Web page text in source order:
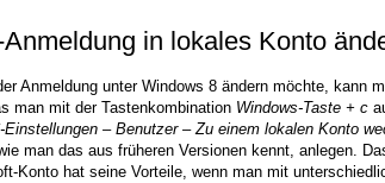
in lokales Konto
Anmeldung unter Windows 8 ändern möchte, kann
man mit der Tastenkombination Windows-Taste + c
– Benutzer – Zu einem lokalen Konto
man das aus früheren Versionen kennt, anlegen.
Konto hat seine Vorteile, wenn man mit